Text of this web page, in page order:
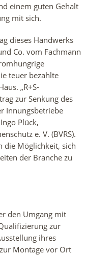
einem guten Gehalt
mit sich.
dieses Handwerks
Co. vom Fachmann
teuer bezahlte
„R+S-
zur Senkung des
Innungsbetriebe
Plück,
e. V. (BVRS).
die Möglichkeit, sich
der Branche zu
den Umgang mit
zur
ihres
Montage vor Ort